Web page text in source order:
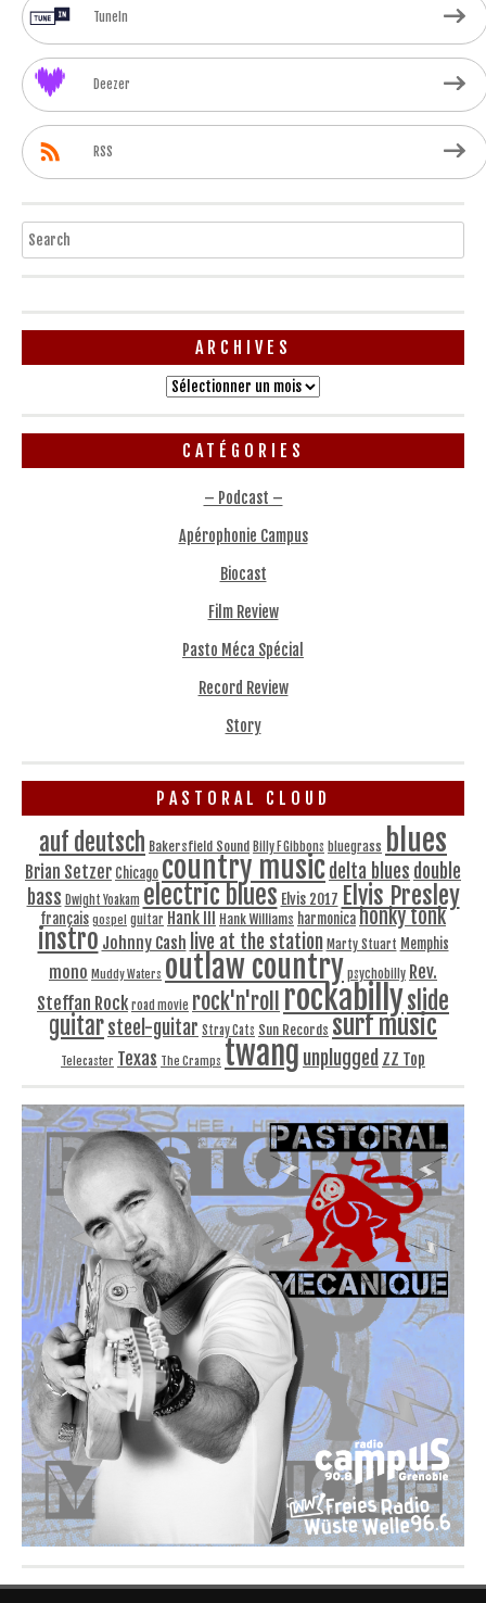
TuneIn
Deezer
RSS
Search
ARCHIVES
Archives
CATÉGORIES
– Podcast –
Apérophonie Campus
Biocast
Film Review
Pasto Méca Spécial
Record Review
Story
PASTORAL CLOUD
auf deutsch Bakersfield Sound Billy F Gibbons bluegrass blues
Brian Setzer Chicago country musicdelta blues double
bass Dwight Yoakam electric blues Elvis 2017 Elvis Presley
français gospel guitar Hank III Hank Williams harmonicahonky tonk
instro Johnny Cash live at the station Marty Stuart Memphis
mono Muddy Waters outlaw country psychobilly Rev.
Steffan Rock road movie rock'n'roll rockabillyslide
guitarsteel-guitar Stray Cats Sun Records surf music
Telecaster Texas The Cramps twang unplugged ZZ Top